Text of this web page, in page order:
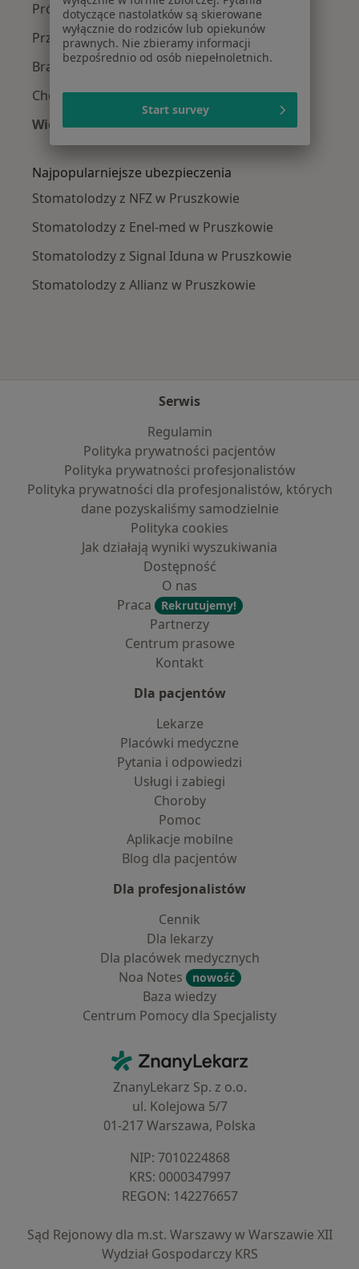
Próchnica w Pruszkowie
Przebarwienia zębów w Pruszkowie
Braki zębowe w Pruszkowie
Choroby miazgi w Pruszkowie
Więcej (15)
Więcej w kategorii: Najczęście leczone
Najpopularniejsze ubezpieczenia
Stomatolodzy z NFZ w Pruszkowie
Stomatolodzy z Enel-med w Pruszkowie
Stomatolodzy z Signal Iduna w Pruszkowie
Stomatolodzy z Allianz w Pruszkowie
Serwis
Regulamin
Polityka prywatności pacjentów
Polityka prywatności profesjonalistów
Polityka prywatności dla profesjonalistów, których
dane pozyskaliśmy samodzielnie
Polityka cookies
Jak działają wyniki wyszukiwania
Dostępność
O nas
Praca
Rekrutujemy!
Partnerzy
Centrum prasowe
Kontakt
Dla pacjentów
Lekarze
Placówki medyczne
Pytania i odpowiedzi
Usługi i zabiegi
Choroby
Pomoc
Aplikacje mobilne
Blog dla pacjentów
Dla profesjonalistów
Cennik
Dla lekarzy
Dla placówek medycznych
Noa Notes
nowość
Baza wiedzy
Centrum Pomocy dla Specjalisty
ZnanyLekarz - Strona główna
ZnanyLekarz Sp. z o.o.
ul. Kolejowa 5/7
01-217 Warszawa, Polska
NIP: ⁠7010224868
KRS: ⁠0000347997
REGON: ⁠142276657
Sąd Rejonowy dla m.st. Warszawy w Warszawie XII
Wydział Gospodarczy KRS
dotyczące nastolatków są skierowane
wyłącznie do rodziców lub opiekunów
prawnych. Nie zbieramy informacji
bezpośrednio od osób niepełnoletnich.
Start survey